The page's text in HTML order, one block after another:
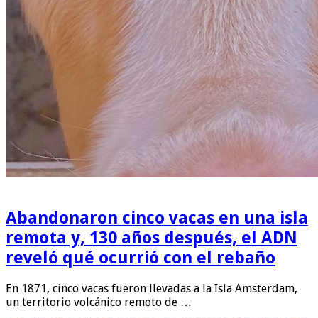
Abandonaron cinco vacas en una isla
remota y, 130 años después, el ADN
reveló qué ocurrió con el rebaño
En 1871, cinco vacas fueron llevadas a la Isla Amsterdam,
un territorio volcánico remoto de …